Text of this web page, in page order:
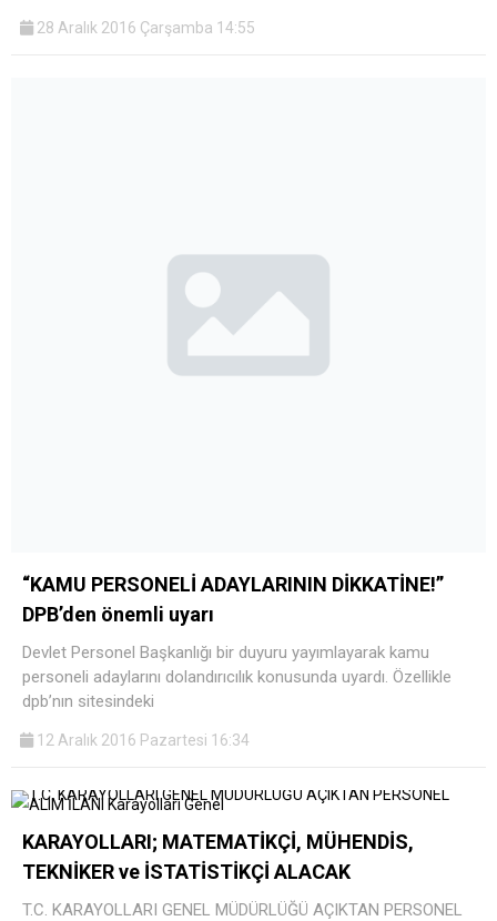
28 Aralık 2016 Çarşamba 14:55
“KAMU PERSONELİ ADAYLARININ DİKKATİNE!”
DPB’den önemli uyarı
Devlet Personel Başkanlığı bir duyuru yayımlayarak kamu
personeli adaylarını dolandırıcılık konusunda uyardı. Özellikle
dpb’nın sitesindeki
12 Aralık 2016 Pazartesi 16:34
KARAYOLLARI; MATEMATİKÇİ, MÜHENDİS,
TEKNİKER ve İSTATİSTİKÇİ ALACAK
T.C. KARAYOLLARI GENEL MÜDÜRLÜĞÜ AÇIKTAN PERSONEL